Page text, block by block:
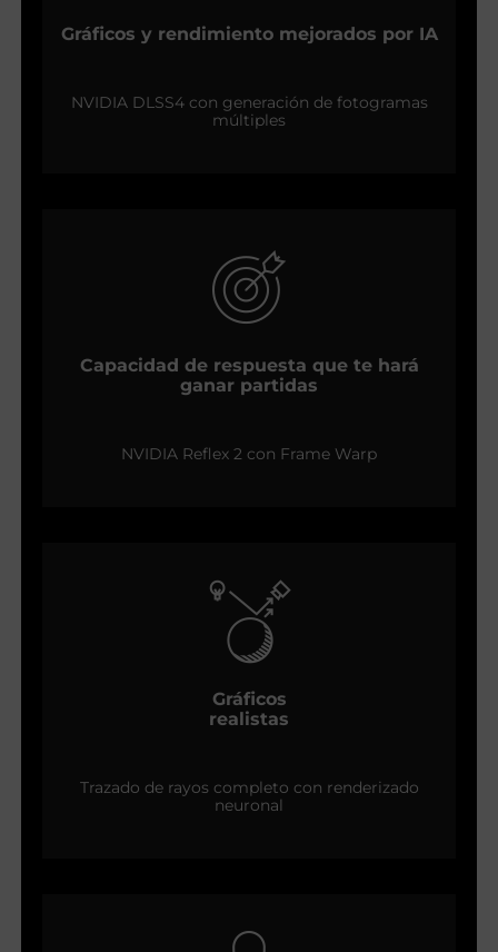
Gráficos y rendimiento mejorados por IA
NVIDIA DLSS4 con generación de fotogramas
múltiples
Capacidad de respuesta que te hará
ganar partidas
NVIDIA Reflex 2 con Frame Warp
Gráficos
realistas
Trazado de rayos completo con renderizado
neuronal